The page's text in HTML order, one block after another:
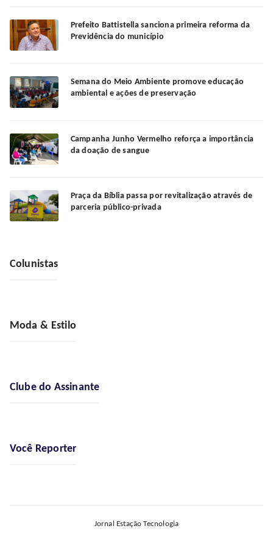
Prefeito Battistella sanciona primeira reforma da
Previdência do município
Semana do Meio Ambiente promove educação
ambiental e ações de preservação
Campanha Junho Vermelho reforça a importância
da doação de sangue
Praça da Bíblia passa por revitalização através de
parceria público-privada
Colunistas
Moda & Estilo
Clube do Assinante
Você Reporter
Jornal Estação Tecnologia